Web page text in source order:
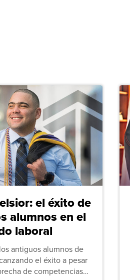
el éxito de
alumnos en el
laboral
antiguos alumnos de
el éxito a pesar
de competencias